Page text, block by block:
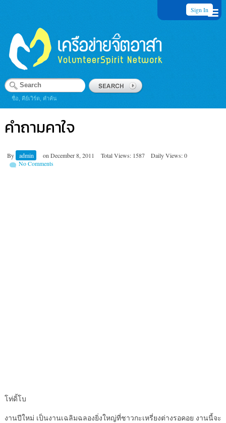
Sign In
ชื่อ, คีย์เวิร์ด, คำค้น
คำถามคาใจ
By admin on December 8, 2011 Total Views: 1587
Daily Views: 0
No Comments
โท่ดิ้โบ
งานปีใหม่ เป็นงานเฉลิมฉลองยิ่งใหญ่ที่ชาวกะเหรี่ยงต่างรอคอย งานนี้จะ